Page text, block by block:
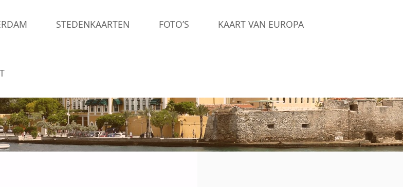
STEDENKAARTEN FOTO’S KAART VAN EUROPA